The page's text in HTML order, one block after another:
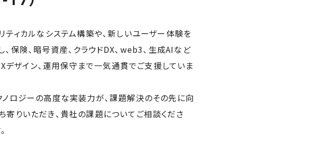
ティカルなシステム構築や、新しいユーザー体験を
保険、暗号資産、クラウドDX、web3、生成AIなど
デザイン、運用保守まで一気通貫でご支援していま
ロジーの高度な実装力が、課題解決のその先に向
りいただき、貴社の課題についてご相談くださ